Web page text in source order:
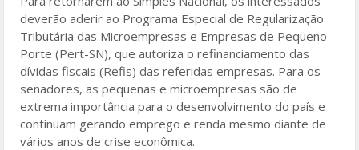
deverão aderir ao Programa Especial de Regularização
Tributária das Microempresas e Empresas de Pequeno
Porte (Pert-SN), que autoriza o refinanciamento das
dívidas fiscais (Refis) das referidas empresas. Para os
senadores, as pequenas e microempresas são de
extrema importância para o desenvolvimento do país e
continuam gerando emprego e renda mesmo diante de
vários anos de crise econômica.